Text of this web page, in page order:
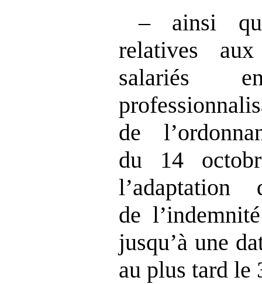
– ainsi
relatives
salariés
de
du 14
de
jusqu’à une
au plus tard le